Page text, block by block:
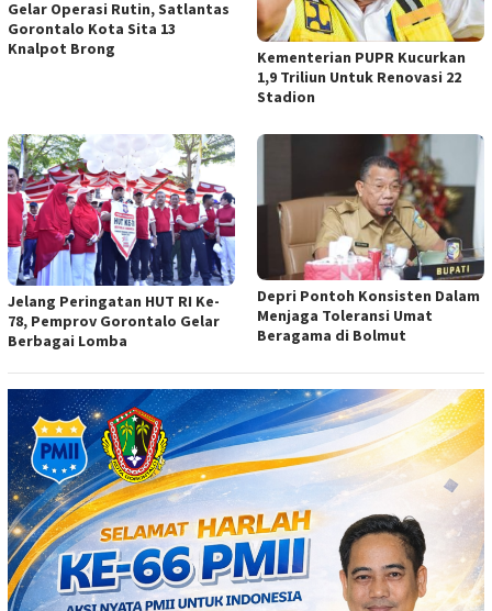
Gelar Operasi Rutin, Satlantas
Gorontalo Kota Sita 13
Knalpot Brong
Kementerian PUPR Kucurkan
1,9 Triliun Untuk Renovasi 22
Stadion
Jelang Peringatan HUT RI Ke-
78, Pemprov Gorontalo Gelar
Berbagai Lomba
Depri Pontoh Konsisten Dalam
Menjaga Toleransi Umat
Beragama di Bolmut